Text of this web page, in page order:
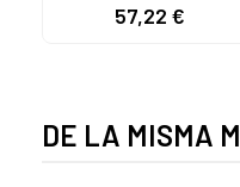
TAUPE C59615 - -
57,22 €
DE LA MISMA